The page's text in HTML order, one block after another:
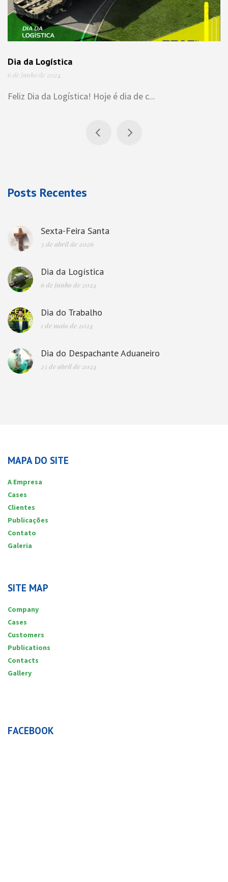
Dia da Logística
6 de junho de 2024
Feliz Dia da Logística! Hoje é dia de c...
Posts Recentes
Sexta-Feira Santa
3 de abril de 2026
Dia da Logística
6 de junho de 2024
Dia do Trabalho
1 de maio de 2024
Dia do Despachante Aduaneiro
25 de abril de 2024
MAPA DO SITE
A Empresa
Cases
Clientes
Publicações
Contato
Galeria
SITE MAP
Company
Cases
Customers
Publications
Contacts
Gallery
FACEBOOK